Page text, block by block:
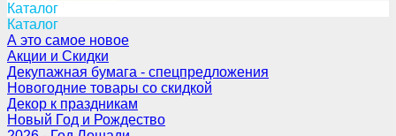
Каталог
Каталог
А это самое новое
Акции и Скидки
Декупажная бумага - спецпредложения
Новогодние товары со скидкой
Декор к праздникам
Новый Год и Рождество